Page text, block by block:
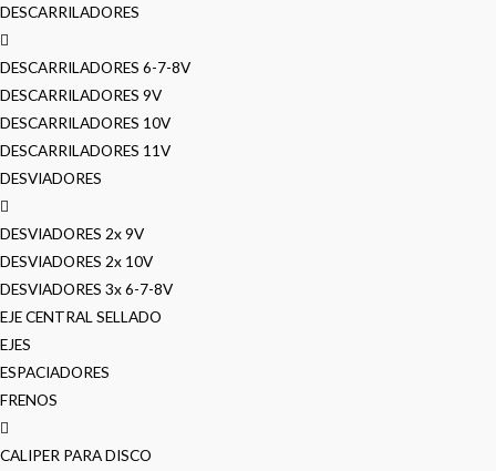
DESCARRILADORES
DESCARRILADORES 6-7-8V
DESCARRILADORES 9V
DESCARRILADORES 10V
DESCARRILADORES 11V
DESVIADORES
DESVIADORES 2x 9V
DESVIADORES 2x 10V
DESVIADORES 3x 6-7-8V
EJE CENTRAL SELLADO
EJES
ESPACIADORES
FRENOS
CALIPER PARA DISCO